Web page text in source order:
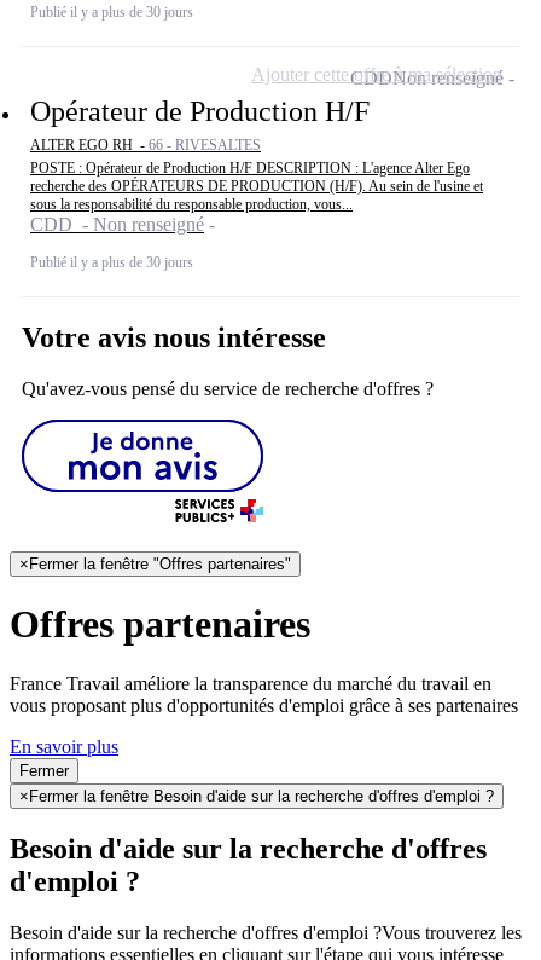
Publié il y a plus de 30 jours
Opérateur de Production H/F
ALTER EGO RH - 66 - RIVESALTES
POSTE : Opérateur de Production H/F DESCRIPTION : L'agence Alter Ego
recherche des OPÉRATEURS DE PRODUCTION (H/F). Au sein de l'usine et
sous la responsabilité du responsable production, vous...
CDD - Non renseigné
Publié il y a plus de 30 jours
CDDNon renseigné
Ajouter cette offre à ma sélection
Votre avis nous intéresse
Qu'avez-vous pensé du service de recherche d'offres ?
× Fermer la fenêtre "Offres partenaires"
Offres partenaires
France Travail améliore la transparence du marché du travail en
vous proposant plus d'opportunités d'emploi grâce à ses partenaires
En savoir plus
Fermer
× Fermer la fenêtre Besoin d'aide sur la recherche d'offres d'emploi ?
Besoin d'aide sur la recherche d'offres
d'emploi ?
Besoin d'aide sur la recherche d'offres d'emploi ?Vous trouverez les
informations essentielles en cliquant sur l'étape qui vous intéresse